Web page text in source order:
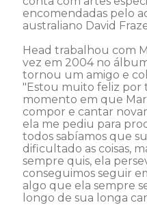
encomendadas pelo
australiano David
Head trabalhou com
vez em 2004 no
tornou um amigo e
"Estou muito feliz por
momento em que
compor e cantar
ela me pediu para
todos sabíamos que
dificultado as coisas,
sempre quis, ela
conseguimos seguir
algo que ela sempre
longo de sua longa